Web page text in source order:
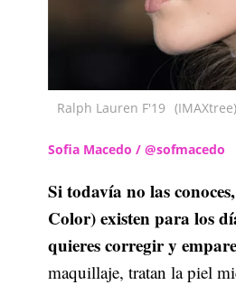
Ralph Lauren F'19 (IMAXtree)
Sofia Macedo / @sofmacedo
Si todavía no las
Color) existen para los
quieres corregir y
maquillaje, tratan la piel